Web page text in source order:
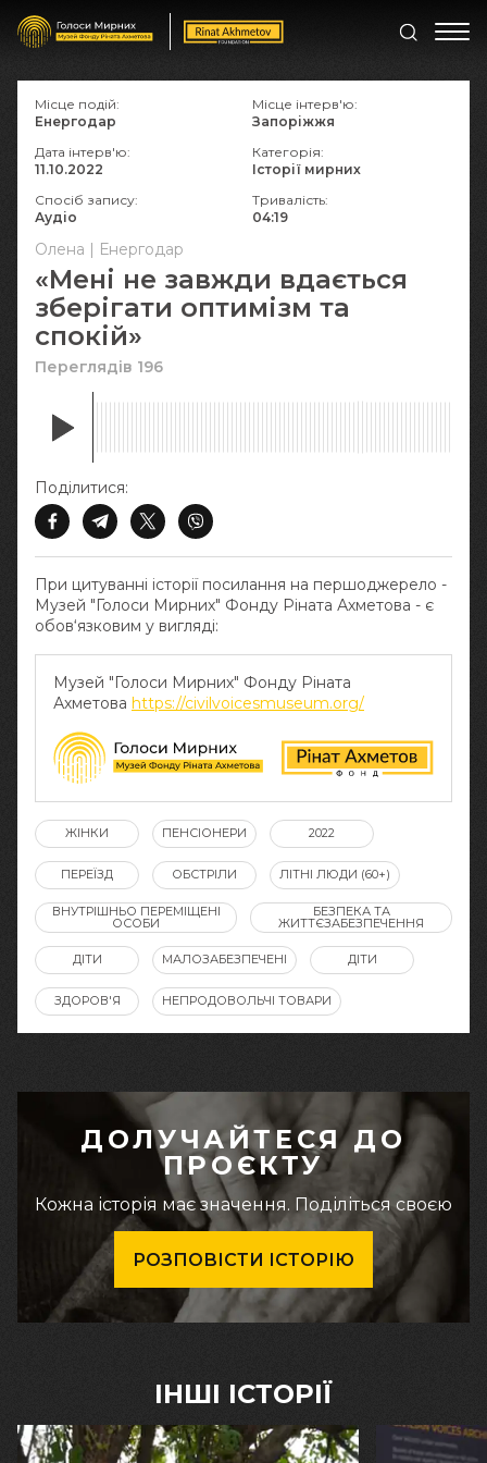
Олена | Енергодар
«Мені не завжди вдається
зберігати оптимізм та
спокій»
Переглядів 196
При цитуванні історії посилання на першоджерело -
Музей "Голоси Мирних" Фонду Ріната Ахметова - є
обов‘язковим у вигляді:
Музей "Голоси Мирних" Фонду Ріната
Ахметова https://civilvoicesmuseum.org/
Поділитися:
Місце подій:
Енергодар
Місце інтерв'ю:
Запоріжжя
Дата інтерв'ю:
11.10.2022
Категорія:
Історії мирних
Спосіб запису:
Аудіо
Тривалість:
04:19
ЖІНКИ ПЕНСІОНЕРИ 2022
ПЕРЕЇЗД ОБСТРІЛИ ЛІТНІ ЛЮДИ (60+)
ВНУТРІШНЬО ПЕРЕМІЩЕНІ
ОСОБИ
БЕЗПЕКА ТА
ЖИТТЄЗАБЕЗПЕЧЕННЯ
ДІТИ МАЛОЗАБЕЗПЕЧЕНІ ДІТИ
ЗДОРОВ'Я НЕПРОДОВОЛЬЧІ ТОВАРИ
ДОЛУЧАЙТЕСЯ ДО
ПРОЄКТУ
Кожна історія має значення. Поділіться своєю
РОЗПОВІСТИ ІСТОРІЮ
ІНШІ ІСТОРІЇ